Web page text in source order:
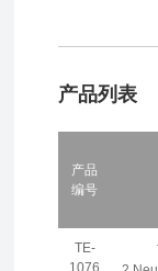
产品列表
产品
编号
TE-
1076